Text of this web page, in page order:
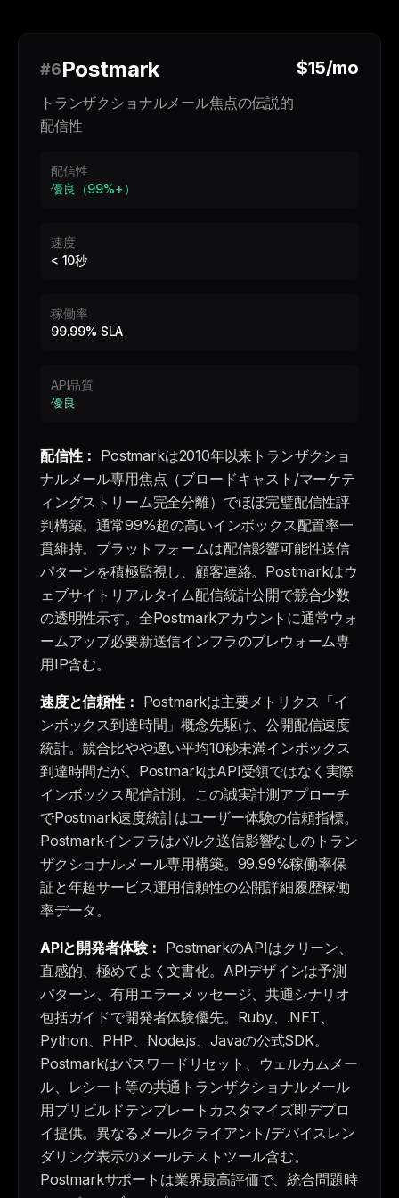
#6Postmark
トランザクショナルメール焦点の伝説的
配信性
$15/mo
配信性
優良（99%+）
速度
< 10秒
稼働率
99.99% SLA
API品質
優良
配信性： Postmarkは2010年以来トランザクショ
ナルメール専用焦点（ブロードキャスト/マーケテ
ィングストリーム完全分離）でほぼ完璧配信性評
判構築。通常99%超の高いインボックス配置率一
貫維持。プラットフォームは配信影響可能性送信
パターンを積極監視し、顧客連絡。Postmarkはウ
ェブサイトリアルタイム配信統計公開で競合少数
の透明性示す。全Postmarkアカウントに通常ウォ
ームアップ必要新送信インフラのプレウォーム専
用IP含む。
速度と信頼性： Postmarkは主要メトリクス「イ
ンボックス到達時間」概念先駆け、公開配信速度
統計。競合比やや遅い平均10秒未満インボックス
到達時間だが、PostmarkはAPI受領ではなく実際
インボックス配信計測。この誠実計測アプローチ
でPostmark速度統計はユーザー体験の信頼指標。
Postmarkインフラはバルク送信影響なしのトラン
ザクショナルメール専用構築。99.99%稼働率保
証と年超サービス運用信頼性の公開詳細履歴稼働
率データ。
APIと開発者体験： PostmarkのAPIはクリーン、
直感的、極めてよく文書化。APIデザインは予測
パターン、有用エラーメッセージ、共通シナリオ
包括ガイドで開発者体験優先。Ruby、.NET、
Python、PHP、Node.js、Javaの公式SDK。
Postmarkはパスワードリセット、ウェルカムメー
ル、レシート等の共通トランザクショナルメール
用プリビルドテンプレートカスタマイズ即デプロ
イ提供。異なるメールクライアント/デバイスレン
ダリング表示のメールテストツール含む。
Postmarkサポートは業界最高評価で、統合問題時